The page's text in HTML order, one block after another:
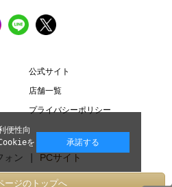
公式サイト
店舗一覧
プライバシーポリシー
ォン | PCサイト
ージのトップへ
便性向
を
承諾する